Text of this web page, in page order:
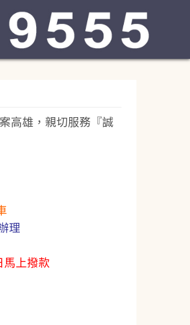
高雄，親切服務『誠
理
馬上撥款